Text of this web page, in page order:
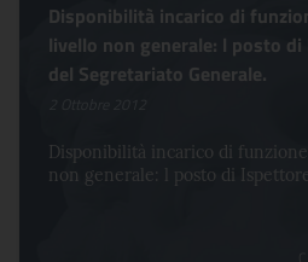
Disponibilità incarico di
livello non generale: l posto
del Segretariato Generale.
Disponibilità incarico di
non generale: l posto di